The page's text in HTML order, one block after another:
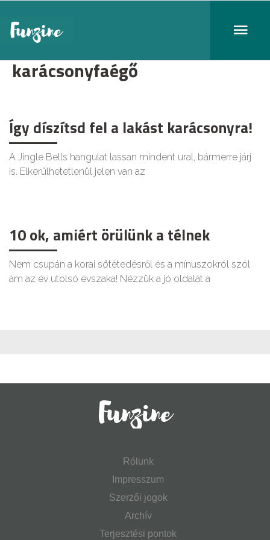
karácsonyfaégő
Így díszítsd fel a lakást karácsonyra!
A Jingle Bells hangulat lassan mindent ural, bármerre járj
is. Elkerülhetetlenül jelen van az
10 ok, amiért örülünk a télnek
Nem csupán a korai sötétedésről és a mínuszokról szól
ám az év utolsó évszaka! Nézzük a jó oldalát a
Rólunk
Impresszum
Szerzői jogok
Archív
Terjesztési pontok